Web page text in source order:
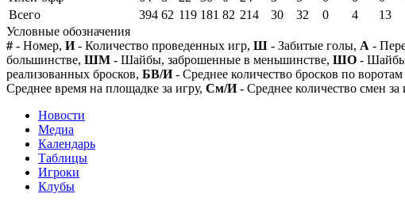
Всего
394 62 119 181 82 214 30 32 0 4 13
Условные обозначения
# - Номер, И- Количество проведенных игр, Ш - Забитые голы, А -
большинстве, ШМ - Шайбы, заброшенные в меньшинстве, ШО - Шайбы
реализованных бросков, БВ/И- Среднее количество бросков по воротам
Среднее время на площадке за игру, См/И- Среднее количество смен за
Новости
Медиа
Календарь
Таблицы
Игроки
Клубы